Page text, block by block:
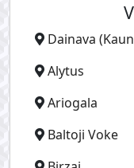
Dainava
Alytus
Ariogala
Baltoji Voke